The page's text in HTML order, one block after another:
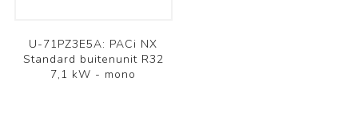
U-71PZ3E5A: PACi NX
Standard buitenunit R32
7,1 kW - mono